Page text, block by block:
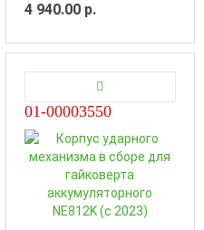
4 940.00 р.
01-00003550